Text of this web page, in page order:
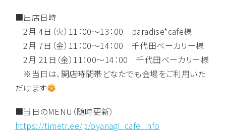
■出店日時
2月 4日（火）11：00～13：00 paradise*cafe様
2月 7日（金）11：00～14：00 千代田ベーカリー様
2月 21日（金）11：00～14：00 千代田ベーカリー様
※当日は、開店時間帯どなたでも会場をご利用いた
だけます
■当日のMENU（随時更新）
https://timetr.ee/p/oyanagi_cafe_info